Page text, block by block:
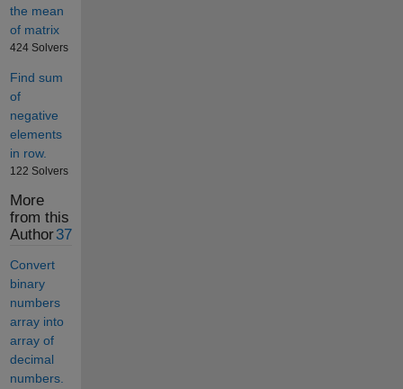
the mean
of matrix
424 Solvers
Find sum
of
negative
elements
in row.
122 Solvers
More
from this
Author37
Convert
binary
numbers
array into
array of
decimal
numbers.